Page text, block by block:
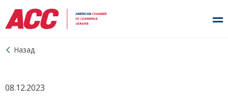
Назад
08.12.2023